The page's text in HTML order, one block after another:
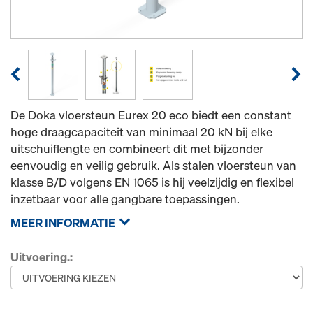
De Doka vloersteun Eurex 20 eco biedt een constant
hoge draagcapaciteit van minimaal 20 kN bij elke
uitschuiflengte en combineert dit met bijzonder
eenvoudig en veilig gebruik. Als stalen vloersteun van
klasse B/D volgens EN 1065 is hij veelzijdig en flexibel
inzetbaar voor alle gangbare toepassingen.
MEER INFORMATIE
Uitvoering.: